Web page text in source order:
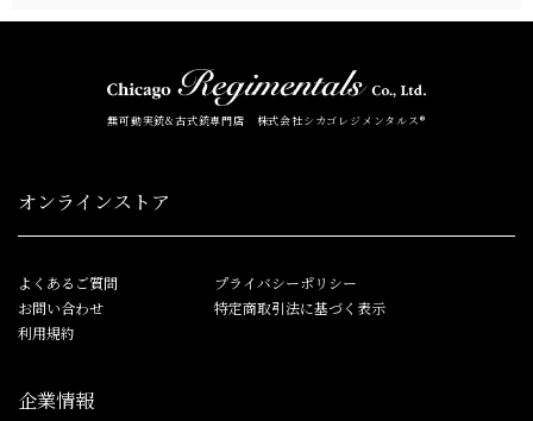
無可動実銃&古式銃専門店 株式会社シカゴレジメンタルス®
オンラインストア
よくあるご質問
お問い合わせ
利用規約
プライバシーポリシー
特定商取引法に基づく表示
企業情報